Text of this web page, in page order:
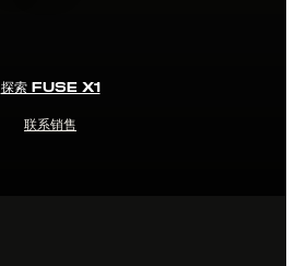
探索 FUSE X1
联系销售